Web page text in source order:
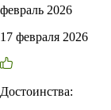
февраль 2026
17 февраля 2026
Достоинства: